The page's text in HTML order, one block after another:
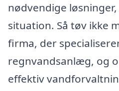
nødvendige
situation. Så tøv ikke
firma, der
regnvandsanlæg, og
effektiv